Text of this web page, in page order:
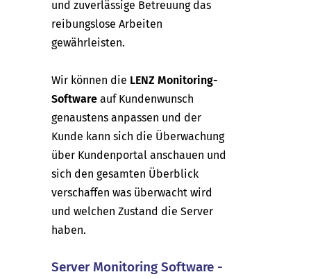
und zuverlässige Betreuung das
reibungslose Arbeiten
gewährleisten.
Wir können die LENZ Monitoring-
Software auf Kundenwunsch
genaustens anpassen und der
Kunde kann sich die Überwachung
über Kundenportal anschauen und
sich den gesamten Überblick
verschaffen was überwacht wird
und welchen Zustand die Server
haben.
Server Monitoring Software -